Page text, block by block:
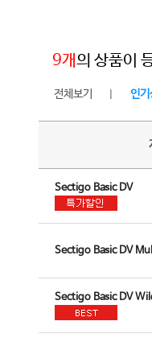
9개의 상품이
전체보기 인기
Sectigo Basic DV
Sectigo Basic DV
Sectigo Basic DV